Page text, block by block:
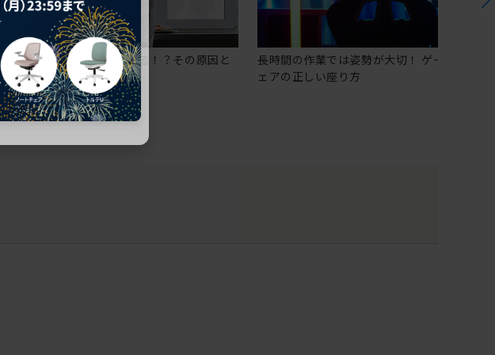
椅子に座っているのに疲れる！？その原因と
疲れにくいチェアの選び方
長時間の作業では姿勢が大切！ ゲーミングチ
ェアの正しい座り方